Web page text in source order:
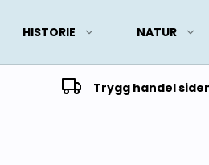
HISTORIE NATUR
Trygg handel